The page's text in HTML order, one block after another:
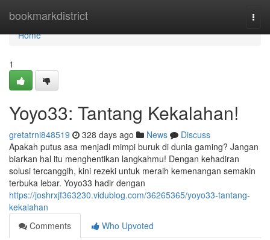
bookmarkdistrict
Home
Home
1
Yoyo33: Tantang Kekalahan!
gretatrni848519 328 days ago News
Discuss
Apakah putus asa menjadi mimpi buruk di dunia gaming? Jangan
biarkan hal itu menghentikan langkahmu! Dengan kehadiran
solusi tercanggih, kini rezeki untuk meraih kemenangan semakin
terbuka lebar. Yoyo33 hadir dengan
https://joshrxjf363230.vidublog.com/36265365/yoyo33-tantang-
kekalahan
Comments
Who Upvoted